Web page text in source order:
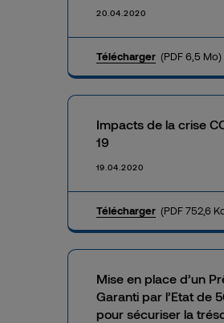
20.04.2020
Télécharger (PDF 6,5 Mo)
Impacts de la crise
19
19.04.2020
Télécharger (PDF 752,6
Mise en place d’un
Garanti par l’Etat de
pour sécuriser la